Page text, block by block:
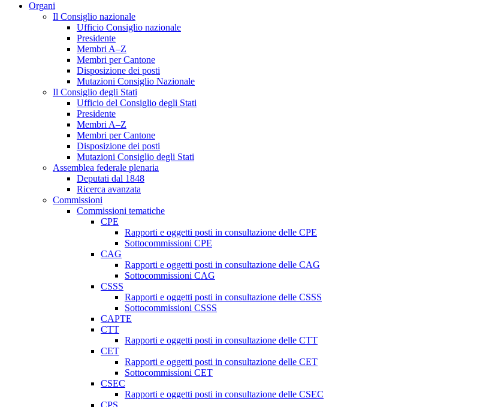
Organi
Il Consiglio nazionale
Ufficio Consiglio nazionale
Presidente
Membri A–Z
Membri per Cantone
Disposizione dei posti
Mutazioni Consiglio Nazionale
Il Consiglio degli Stati
Ufficio del Consiglio degli Stati
Presidente
Membri A–Z
Membri per Cantone
Disposizione dei posti
Mutazioni Consiglio degli Stati
Assemblea federale plenaria
Deputati dal 1848
Ricerca avanzata
Commissioni
Commissioni tematiche
CPE
Rapporti e oggetti posti in consultazione delle CPE
Sottocommissioni CPE
CAG
Rapporti e oggetti posti in consultazione delle CAG
Sottocommissioni CAG
CSSS
Rapporti e oggetti posti in consultazione delle CSSS
Sottocommissioni CSSS
CAPTE
CTT
Rapporti e oggetti posti in consultazione delle CTT
CET
Rapporti e oggetti posti in consultazione delle CET
Sottocommissioni CET
CSEC
Rapporti e oggetti posti in consultazione delle CSEC